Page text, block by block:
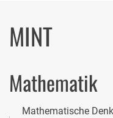
MINT
Mathematik
Mathematische